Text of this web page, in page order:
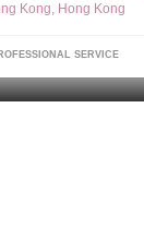
Kong, Hong Kong
SERVICE